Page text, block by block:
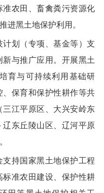
农田、畜禽粪污资源化
进黑土地保护利用。
划（专项、基金等）支
与推广应用。开展黑土
育与可持续利用基础研
保育和保护性耕作等共
三江平原区、大兴安岭东
辽东丘陵山区、辽河平原
持国家黑土地保护工程
准农田建设、保护性耕